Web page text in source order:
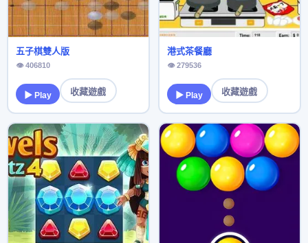
五子棋雙人版
👁 406810
▶ Play 收藏遊戲
港式茶餐廳
👁 279536
▶ Play 收藏遊戲